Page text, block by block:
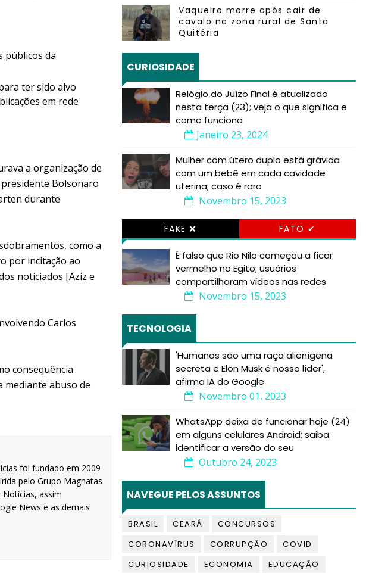
públicos da
ter sido alvo
em rede
a organização de
Bolsonaro
durante
como a
por incitação ao
noticiados [Aziz e
Carlos
consequência
mediante abuso de
foi fundado em 2009
pelo Grupo Magnatas
assim
News e as demais
Vaqueiro morre após cair de
cavalo na zona rural de Santa
Quitéria
CURIOSIDADE
Relógio do Juízo Final é atualizado
nesta terça (23); veja o que significa e
como funciona
Janeiro 23, 2024
Mulher com útero duplo está grávida
com um bebê em cada cavidade
uterina; caso é raro
Novembro 15, 2023
FAKE ❌ FATO ✔
É falso que Rio Nilo começou a ficar
vermelho no Egito; usuários
compartilharam vídeos nas redes
Novembro 15, 2023
TECNOLOGIA
'Humanos são uma raça alienígena
secreta e Elon Musk é nosso líder',
afirma IA do Google
Novembro 01, 2023
WhatsApp deixa de funcionar hoje (24)
em alguns celulares Android; saiba
identificar a versão do seu
Outubro 24, 2023
NAVEGUE PELOS ASSUNTOS
BRASIL CEARÁ
CONCURSOS
CORONAVÍRUS
CORRUPÇÃO
COVID
CURIOSIDADE
ECONOMIA
EDUCAÇÃO